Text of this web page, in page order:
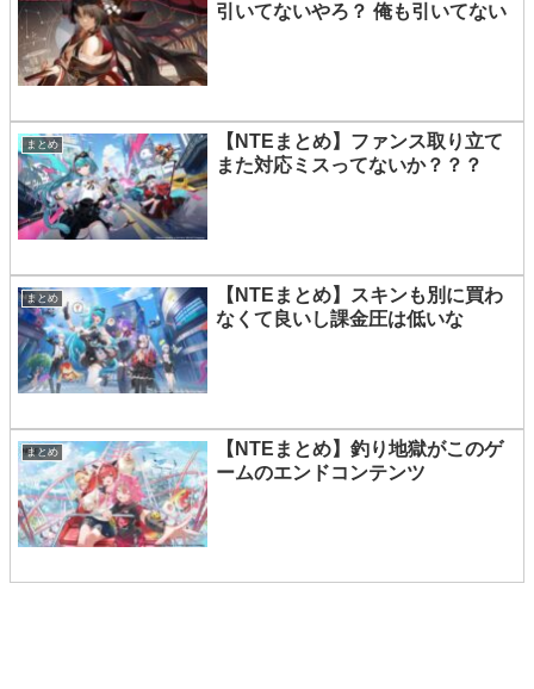
引いてないやろ？ 俺も引いてない
まとめ
【NTEまとめ】ファンス取り立て
また対応ミスってないか？？？
まとめ
【NTEまとめ】スキンも別に買わ
なくて良いし課金圧は低いな
まとめ
【NTEまとめ】釣り地獄がこのゲ
ームのエンドコンテンツ